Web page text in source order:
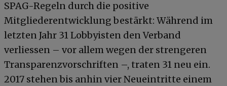
SPAG-Regeln durch die positive
Mitgliederentwicklung bestärkt: Während im
letzten Jahr 31 Lobbyisten den Verband
verliessen – vor allem wegen der strengeren
Transparenzvorschriften –, traten 31 neu ein.
2017 stehen bis anhin vier Neueintritte einem